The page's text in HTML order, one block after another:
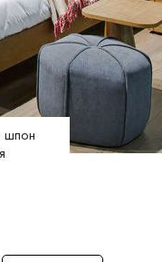
шпон